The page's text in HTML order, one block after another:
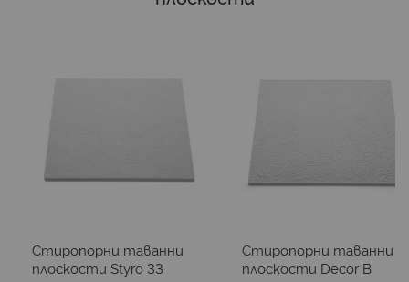
Стиропорни таванни
плоскости Styro 33
Стиропорни таванни
плоскости Decor B